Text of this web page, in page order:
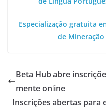
Especialização gratuita
de
Beta Hub abre
mente online
Inscrições abertas para